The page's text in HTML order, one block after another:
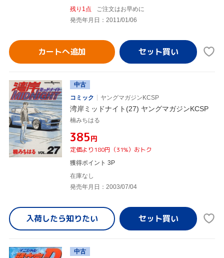
残り1点
ご注文はお早めに
発売年月日：2011/01/06
カートへ追加
中古
コミック
ヤングマガジンKCSP
湾岸ミッドナイト(27) ヤングマガジンKCSP
楠みちはる
¥385円
定価より180円（31%）おトク
獲得ポイント 3P
在庫なし
発売年月日：2003/07/04
入荷したら知りたい
中古